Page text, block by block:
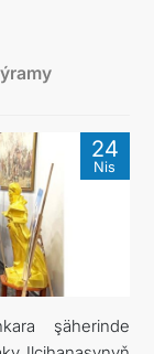
24
Nis
şäherinde